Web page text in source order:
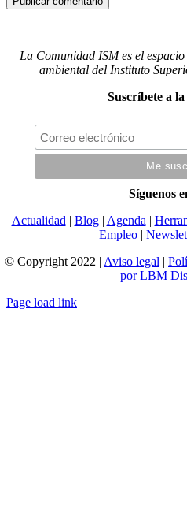
La Comunidad ISM es el
ambiental del Instituto
Suscríbete a
Síguenos
Actualidad | Blog| Agenda |
Empleo |
© Copyright 2022 | Aviso legal |
por LBM
Page load link